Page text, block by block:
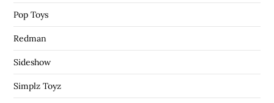
Pop Toys
Redman
Sideshow
Simplz Toyz